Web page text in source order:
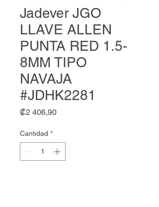
Jadever JGO
LLAVE ALLEN
PUNTA RED 1.5-
8MM TIPO
NAVAJA
#JDHK2281
₡2 406,90Precio
Cantidad *